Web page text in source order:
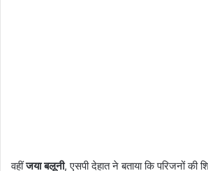
वहींजया बलूनी, एसपी देहात ने बताया कि परिजनों की